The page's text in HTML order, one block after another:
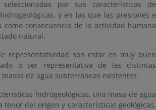
por sus características de
y en las que las presiones e
como consecuencia de la actividad humana
natural.
representatividad son estar en muy buen
o ser representativa de las distintas
de agua subterráneas existentes.
hidrogeológicas, una masa de agua
tenor del origen y características geológicas,